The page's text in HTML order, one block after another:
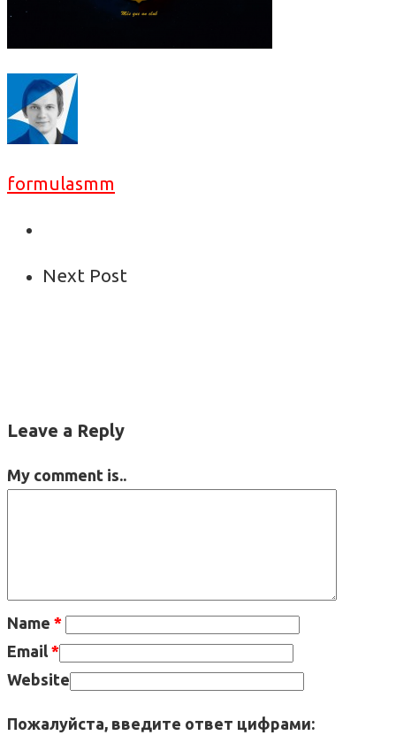
formulasmm
Next Post
Leave a Reply
My comment is..
Name *
Email *
Website
Пожалуйста, введите ответ цифрами: